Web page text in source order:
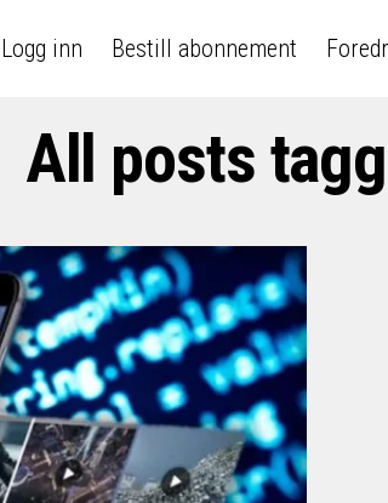
Logg inn Bestill abonnement
All posts